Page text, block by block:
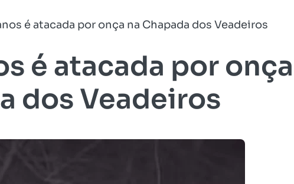
é atacada por onça na Chapada dos Veadeiros
é atacada por
dos Veadeiros